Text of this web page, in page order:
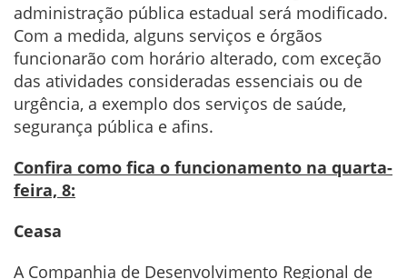
administração pública estadual será modificado.
Com a medida, alguns serviços e órgãos
funcionarão com horário alterado, com exceção
das atividades consideradas essenciais ou de
urgência, a exemplo dos serviços de saúde,
segurança pública e afins.
Confira como fica o funcionamento na quarta-
feira, 8:
Ceasa
A Companhia de Desenvolvimento Regional de